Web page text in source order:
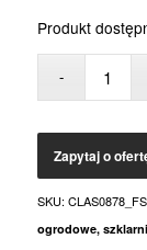
Produkt
SKU: CLAS0878_FS
ogrodowe,